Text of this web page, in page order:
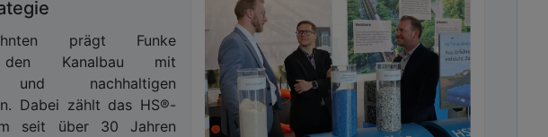
prägt Funke
den Kanalbau mit
und nachhaltigen
Dabei zählt das HS®-
seit über 30 Jahren